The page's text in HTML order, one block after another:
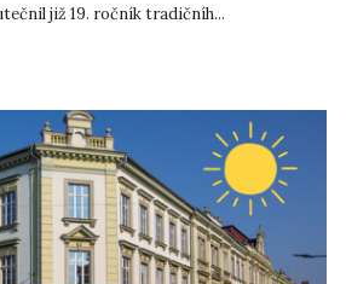
již 19. ročník tradičníh...